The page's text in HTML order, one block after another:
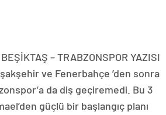
– TRABZONSPOR YAZISI
ve Fenerbahçe ’den sonra
da diş geçiremedi. Bu 3
güçlü bir başlangıç planı